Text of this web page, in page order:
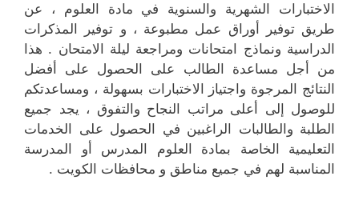
الاختبارات الشهرية والسنوية في مادة العلوم ، عن
طريق توفير أوراق عمل مطبوعة ، و توفير المذكرات
الدراسية ونماذج امتحانات ومراجعة ليلة الامتحان . هذا
من أجل مساعدة الطالب على الحصول على أفضل
النتائج المرجوة واجتياز الاختبارات بسهولة ، ومساعدتكم
للوصول إلى أعلى مراتب النجاح والتفوق ، يجد جميع
الطلبة والطالبات الراغبين في الحصول على الخدمات
التعليمية الخاصة بمادة العلوم المدرس أو المدرسة
المناسبة لهم في جميع مناطق و محافظات الكويت .